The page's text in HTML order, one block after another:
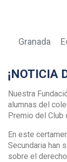
Granada
¡NOTICIA
Nuestra
alumnas del
Premio del Club
En este
Secundaria han
sobre el